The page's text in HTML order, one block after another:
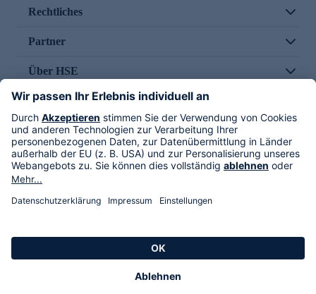
Rechtliches
Partner
Über HSE
Im TV
HSE International